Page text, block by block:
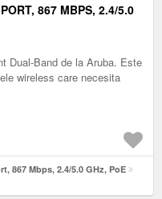
867 MBPS, 2.4/5.0
Dual-Band de la Aruba. Este
wireless care necesita
867 Mbps, 2.4/5.0 GHz, PoE